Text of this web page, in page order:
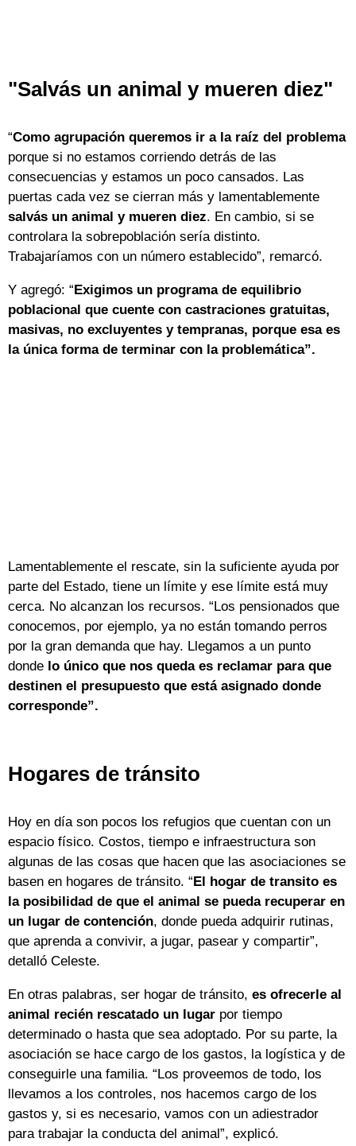
"Salvás un animal y mueren diez"
“Como agrupación queremos ir a la raíz del problema
porque si no estamos corriendo detrás de las
consecuencias y estamos un poco cansados. Las
puertas cada vez se cierran más y lamentablemente
salvás un animal y mueren diez. En cambio, si se
controlara la sobrepoblación sería distinto.
Trabajaríamos con un número establecido”, remarcó.
Y agregó: “ Exigimos un programa de equilibrio
poblacional que cuente con castraciones gratuitas,
masivas, no excluyentes y tempranas, porque esa es
la única forma de terminar con la problemática”.
Lamentablemente el rescate, sin la suficiente ayuda por
parte del Estado, tiene un límite y ese límite está muy
cerca. No alcanzan los recursos. “Los pensionados que
conocemos, por ejemplo, ya no están tomando perros
por la gran demanda que hay. Llegamos a un punto
donde lo único que nos queda es reclamar para que
destinen el presupuesto que está asignado donde
corresponde”.
Hogares de tránsito
Hoy en día son pocos los refugios que cuentan con un
espacio físico. Costos, tiempo e infraestructura son
algunas de las cosas que hacen que las asociaciones se
basen en hogares de tránsito. “ El hogar de transito es
la posibilidad de que el animal se pueda recuperar en
un lugar de contención, donde pueda adquirir rutinas,
que aprenda a convivir, a jugar, pasear y compartir”,
detalló Celeste.
En otras palabras, ser hogar de tránsito, es ofrecerle al
animal recién rescatado un lugar por tiempo
determinado o hasta que sea adoptado. Por su parte, la
asociación se hace cargo de los gastos, la logística y de
conseguirle una familia. “Los proveemos de todo, los
llevamos a los controles, nos hacemos cargo de los
gastos y, si es necesario, vamos con un adiestrador
para trabajar la conducta del animal”, explicó.